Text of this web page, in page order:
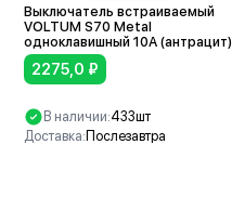
Выключатель встраиваемый
VOLTUM S70 Metal
одноклавишный 10А (антрацит)
2275,0 ₽
В наличии:433шт
Доставка: Послезавтра